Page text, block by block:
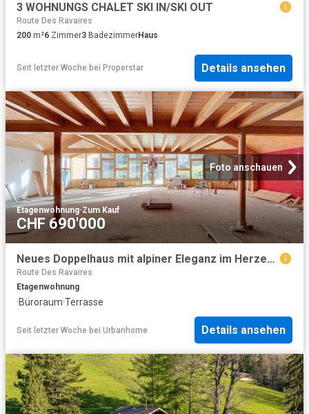
3 WOHNUNGS CHALET SKI IN/SKI OUT
Route Des Ravaires
200 m²6 Zimmer3 BadezimmerHaus
Seit letzter Woche bei Properstar Details ansehen
Foto anschauen
Etagenwohnung·Zum Kauf
CHF 690'000
Neues Doppelhaus mit alpiner Eleganz im Herzen der Portes du Soleil
Route Des Ravaires
Etagenwohnung
·Büroraum·Terrasse
Seit letzter Woche bei Urbanhome Details ansehen